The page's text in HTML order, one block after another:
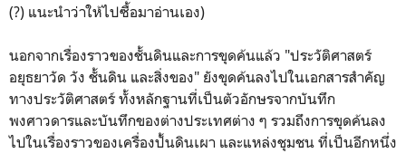
(?) แนะนำว่าให้ไปซื้อมาอ่านเอง)
นอกจากเรื่องราวของชั้นดินและการขุดค้นแล้ว "ประวัติศาสตร์
อยุธยาวัด วัง ชั้นดิน และสิ่งของ" ยังขุดค้นลงไปในเอกสารสำคัญ
ทางประวัติศาสตร์ ทั้งหลักฐานที่เป็นตัวอักษรจากบันทึก
พงศาวดารและบันทึกของต่างประเทศต่าง ๆ รวมถึงการขุดค้นลง
ไปในเรื่องราวของเครื่องปั้นดินเผา และแหล่งชุมชน ที่เป็นอีกหนึ่ง